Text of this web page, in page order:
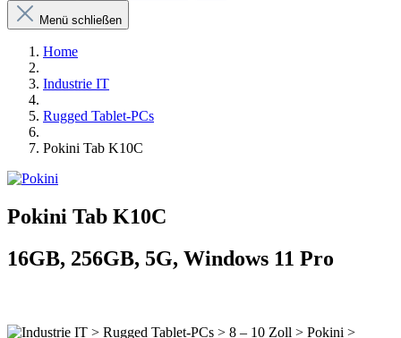
Menü schließen
Home
Industrie IT
Rugged Tablet-PCs
Pokini Tab K10C
Pokini Tab K10C
16GB, 256GB, 5G, Windows 11 Pro